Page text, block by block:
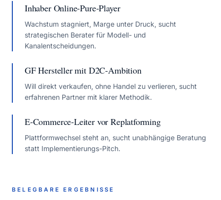
Inhaber Online-Pure-Player
Wachstum stagniert, Marge unter Druck, sucht
strategischen Berater für Modell- und
Kanalentscheidungen.
GF Hersteller mit D2C-Ambition
Will direkt verkaufen, ohne Handel zu verlieren, sucht
erfahrenen Partner mit klarer Methodik.
E-Commerce-Leiter vor Replatforming
Plattformwechsel steht an, sucht unabhängige Beratung
statt Implementierungs-Pitch.
BELEGBARE ERGEBNISSE